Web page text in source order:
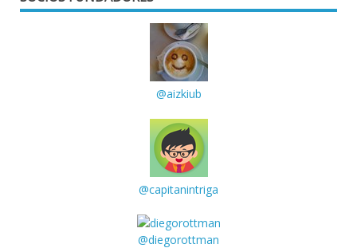
@aizkiub
@capitanintriga
@diegorottman